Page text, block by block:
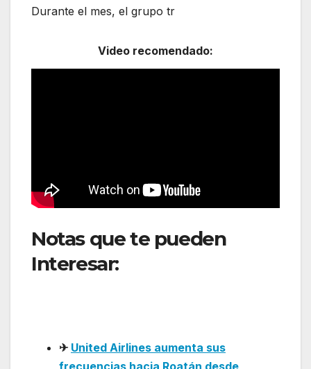
Durante el mes, el grupo tr
Video recomendado:
Notas que te pueden
Interesar:
✈ United Airlines aumenta sus